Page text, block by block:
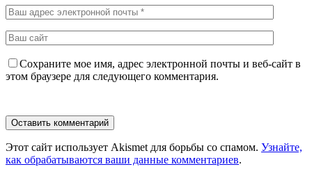
Сохраните мое имя, адрес электронной почты и веб-сайт в
этом браузере для следующего комментария.
Этот сайт использует Akismet для борьбы со спамом. Узнайте,
как обрабатываются ваши данные комментариев.